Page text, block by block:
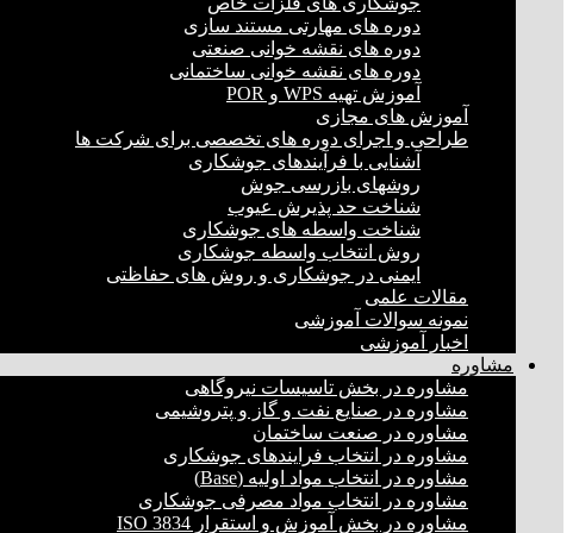
دوره های مهارتی مستند سازی
دوره های نقشه خوانی صنعتی
دوره های نقشه خوانی ساختمانی
آموزش تهیه WPS و POR
آموزش های مجازی
طراحی و اجرای دوره های تخصصی برای شرکت ها
آشنایی با فرآیندهای جوشکاری
روشهای بازرسی جوش
شناخت حد پذیرش عیوب
شناخت واسطه های جوشکاری
روش انتخاب واسطه جوشکاری
ایمنی در جوشکاری و روش های حفاظتی
مقالات علمی
نمونه سوالات آموزشی
اخبار آموزشی
مشاوره
مشاوره در بخش تاسیسات نیروگاهی
مشاوره در صنایع نفت و گاز و پتروشیمی
مشاوره در صنعت ساختمان
مشاوره در انتخاب فرایند‌های جوشکاری
مشاوره در انتخاب مواد اولیه (Base)
مشاوره در انتخاب مواد مصرفی جوشکاری
مشاوره در بخش آموزش و استقرار ISO 3834